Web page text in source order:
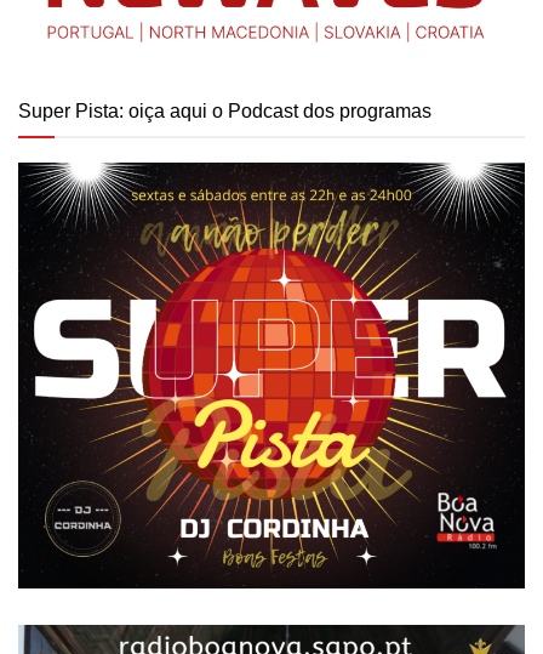
Super Pista: oiça aqui o Podcast dos programas